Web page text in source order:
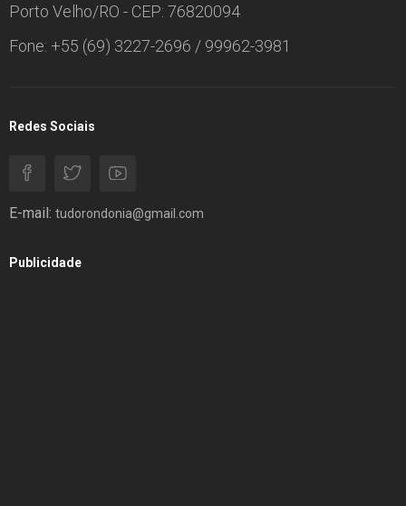
Porto Velho/RO - CEP: 76820094
Fone: +55 (69) 3227-2696 / 99962-3981
Redes Sociais
E-mail: tudorondonia@gmail.com
Publicidade